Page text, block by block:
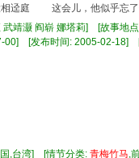
相迳庭 这会儿，他似乎
武靖灏 阎崭 娜塔莉] [故事地
00] [发布时间: 2005-02-
国,台湾] [情节分类: 青梅竹马,